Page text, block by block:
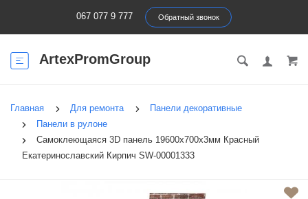
067 077 9 777 Обратный звонок
ArtexPromGroup
Главная Для ремонта
Панели декоративные
Панели в рулоне
Самоклеющаяся 3D панель 19600x700x3мм Красный
Екатеринославский Кирпич SW-00001333